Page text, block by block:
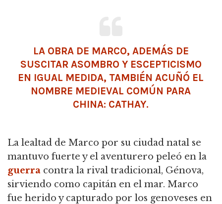
LA OBRA DE MARCO, ADEMÁS DE
SUSCITAR ASOMBRO Y ESCEPTICISMO
EN IGUAL MEDIDA, TAMBIÉN ACUÑÓ EL
NOMBRE MEDIEVAL COMÚN PARA
CHINA: CATHAY.
La lealtad de Marco por su ciudad natal se
mantuvo fuerte y el aventurero peleó en la
guerra contra la rival tradicional, Génova,
sirviendo como capitán en el mar. Marco
fue herido y capturado por los genoveses en